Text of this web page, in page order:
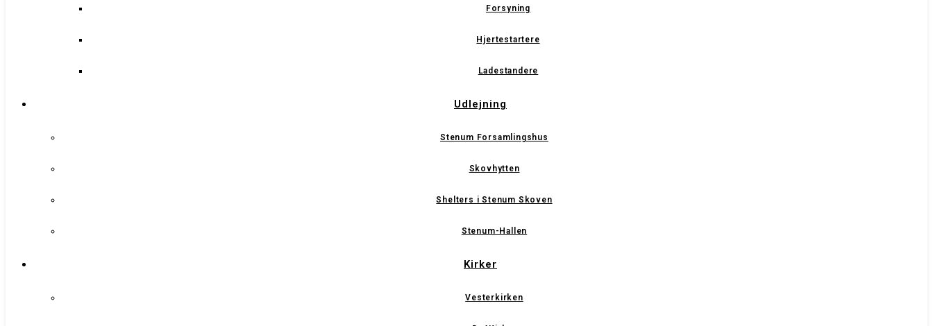
Forsyning
Hjertestartere
Ladestandere
Udlejning
Stenum Forsamlingshus
Skovhytten
Shelters i Stenum Skoven
Stenum-Hallen
Kirker
Vesterkirken